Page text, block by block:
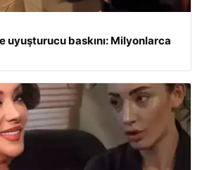
uyuşturucu baskını: Milyonlarca